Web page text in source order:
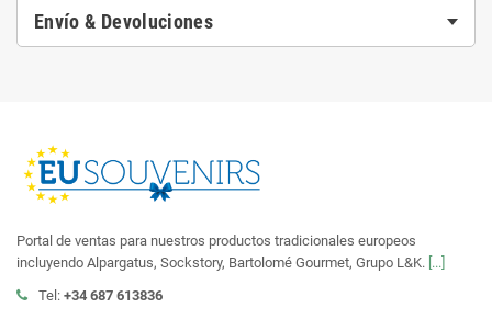
Envío & Devoluciones
Portal de ventas para nuestros productos tradicionales europeos
incluyendo Alpargatus, Sockstory, Bartolomé Gourmet, Grupo L&K. [...]
Tel: +34 687 613836